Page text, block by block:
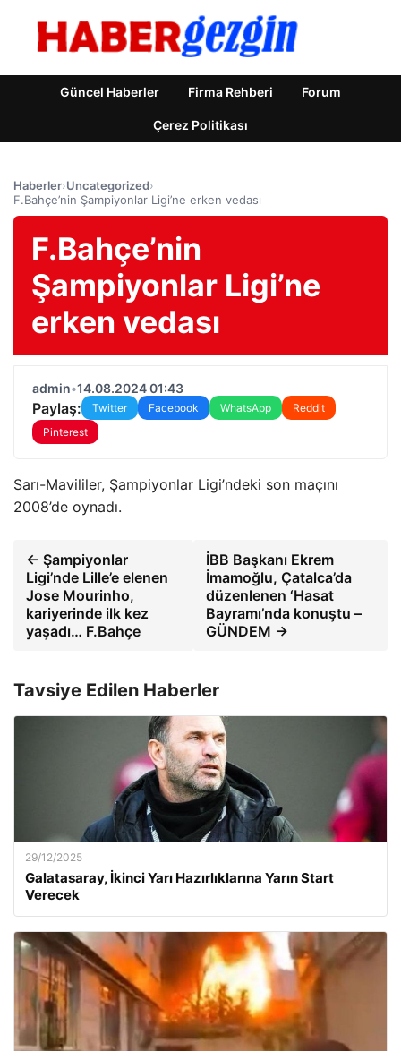
Güncel Haberler Firma Rehberi Forum
Çerez Politikası
Haberler›Uncategorized›
F.Bahçe’nin Şampiyonlar Ligi’ne erken vedası
F.Bahçe’nin
Şampiyonlar Ligi’ne
erken vedası
admin•14.08.2024 01:43
Paylaş: Twitter Facebook WhatsApp
Reddit
Pinterest
Sarı-Mavililer, Şampiyonlar Ligi’ndeki son maçını
2008’de oynadı.
← Şampiyonlar
Ligi’nde Lille’e elenen
Jose Mourinho,
kariyerinde ilk kez
yaşadı… F.Bahçe
İBB Başkanı Ekrem
İmamoğlu, Çatalca’da
düzenlenen ‘Hasat
Bayramı’nda konuştu –
GÜNDEM →
Tavsiye Edilen Haberler
29/12/2025
Galatasaray, İkinci Yarı Hazırlıklarına Yarın Start
Verecek